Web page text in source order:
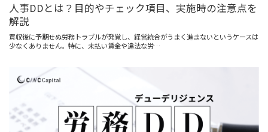
人事DDとは？目的やチェック項目、実施時の注意点を
解説
買収後に予期せぬ労務トラブルが発覚し、経営統合がうまく進まないというケースは
少なくありません。特に、未払い賃金や違法な労…